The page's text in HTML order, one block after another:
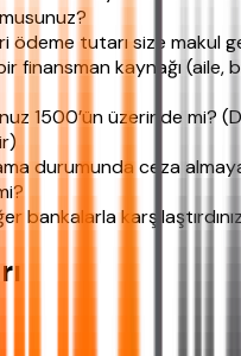
ödeme tutarı size makul
finansman kaynağı (aile,
1500’ün üzerinde mi?
durumunda ceza
bankalarla